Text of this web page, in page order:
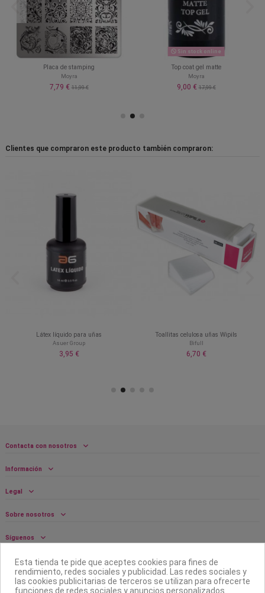
Placa de stamping
Moyra
7,79 €11,99 €
Sin stock online
Top coat gel matte
Moyra
9,00 €17,99 €
Clientes que compraron este producto también compraron:
Látex líquido para uñas
Asuer Group
3,95 €
Toallitas celulosa uñas Wipils
Bifull
6,70 €
Contacta con nosotros
Información
Legal
Sobre nosotros
Síguenos
Boletín
Esta tienda te pide que aceptes cookies para fines de
rendimiento, redes sociales y publicidad. Las redes sociales y
las cookies publicitarias de terceros se utilizan para ofrecerte
funciones de redes sociales y anuncios personalizados.